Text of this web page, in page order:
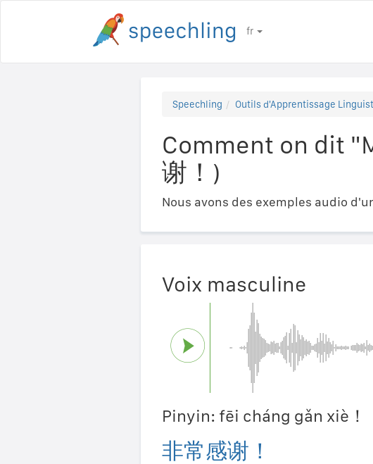
fr
Speechling Outils d'Apprentissage
Comment on dit
谢！)
Nous avons des exemples audio
Voix masculine
Pinyin: fēi cháng gǎn xiè！
非常感谢！